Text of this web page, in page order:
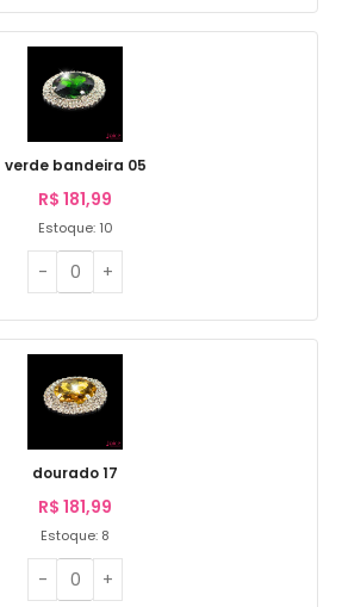
verde bandeira 05
R$ 181,99
Estoque: 10
dourado 17
R$ 181,99
Estoque: 8